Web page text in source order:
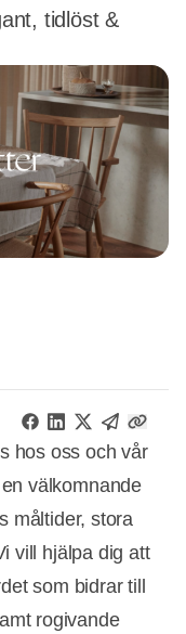
tidlöst &
hos oss och vår
välkomnande
måltider, stora
vill hjälpa dig att
som bidrar till
rogivande